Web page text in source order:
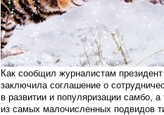
Как сообщил журналистам
заключила соглашение о
в развитии и популяризации самбо,
из самых малочисленных подвидов